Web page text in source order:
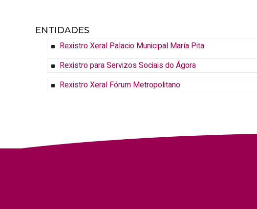
ENTIDADES
Rexistro Xeral Palacio Municipal María Pita
Rexistro para Servizos Sociais do Ágora
Rexistro Xeral Fórum Metropolitano